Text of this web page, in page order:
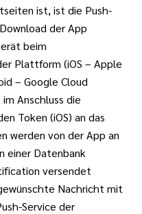
ist, ist die Push-
der App
beim
Plattform (iOS – Apple
– Google Cloud
Anschluss die
Token (iOS) an das
werden von der App an
einer Datenbank
versendet
Nachricht mit
Service der